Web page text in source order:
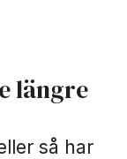
längre
så har